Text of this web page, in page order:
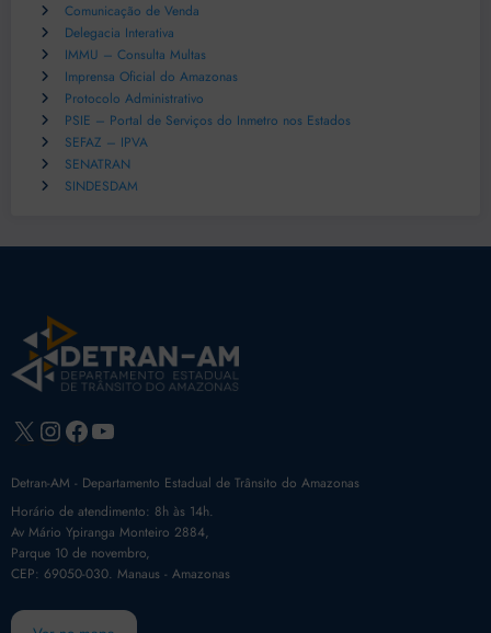
Comunicação de Venda
Delegacia Interativa
IMMU – Consulta Multas
Imprensa Oficial do Amazonas
Protocolo Administrativo
PSIE – Portal de Serviços do Inmetro nos Estados
SEFAZ – IPVA
SENATRAN
SINDESDAM
X Instagram
Facebook
Youtube
Detran-AM - Departamento Estadual de Trânsito do Amazonas
Horário de atendimento: 8h às 14h.
Av Mário Ypiranga Monteiro 2884,
Parque 10 de novembro,
CEP: 69050-030. Manaus - Amazonas